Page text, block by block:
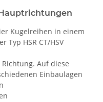
Kugelreihen in einem
Typ HSR CT/HSV
Auf diese
Einbaulagen